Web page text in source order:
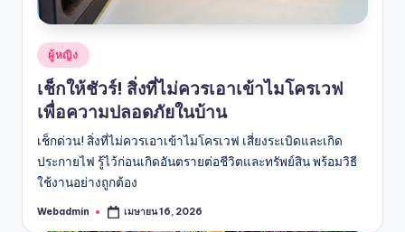
Posted
in
ผู้หญิง
เช็กให้ชัวร์! สิ่งที่ไม่ควรเอาเข้าไมโครเวฟ
เพื่อความปลอดภัยในบ้าน
เช็กด่วน! สิ่งที่ไม่ควรเอาเข้าไมโครเวฟ เสี่ยงระเบิดและเกิด
ประกายไฟ รู้ไว้ก่อนเกิดอันตรายต่อชีวิตและทรัพย์สิน พร้อมวิธี
ใช้งานอย่างถูกต้อง
Posted
Webadmin เมษายน 16, 2026